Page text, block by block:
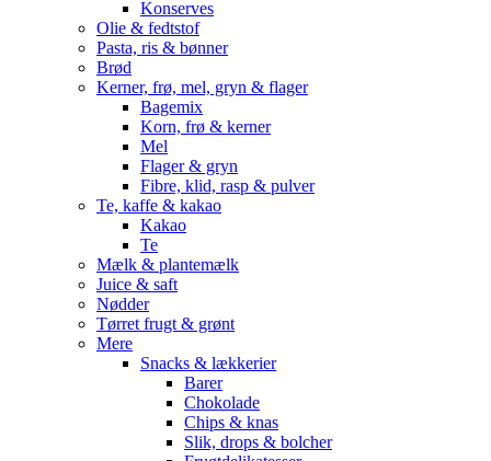
Konserves
Olie & fedtstof
Pasta, ris & bønner
Brød
Kerner, frø, mel, gryn & flager
Bagemix
Korn, frø & kerner
Mel
Flager & gryn
Fibre, klid, rasp & pulver
Te, kaffe & kakao
Kakao
Te
Mælk & plantemælk
Juice & saft
Nødder
Tørret frugt & grønt
Mere
Snacks & lækkerier
Barer
Chokolade
Chips & knas
Slik, drops & bolcher